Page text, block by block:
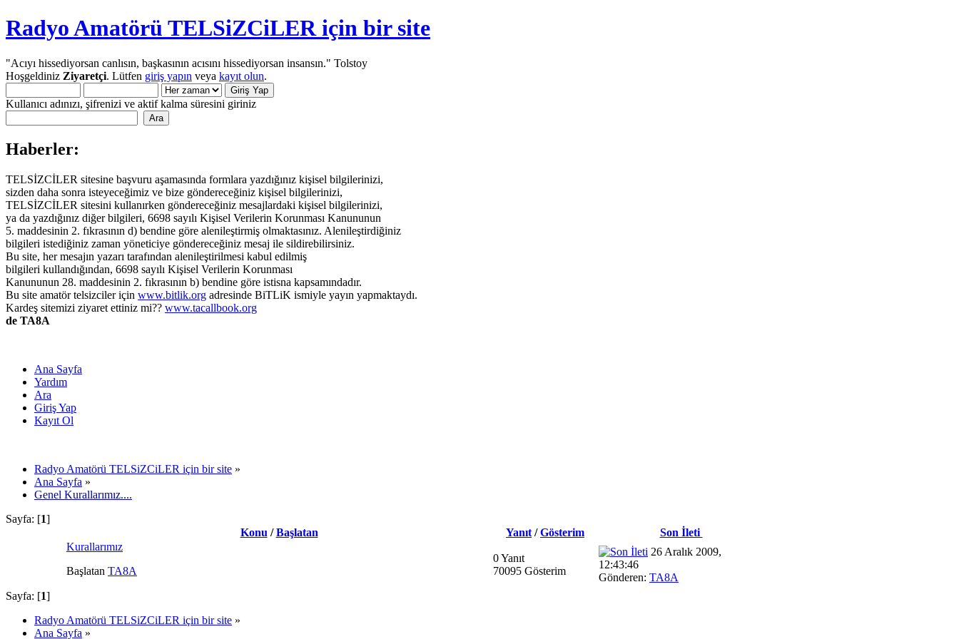
Radyo Amatörü TELSiZCiLER için bir site
"Acıyı hissediyorsan canlısın, başkasının acısını hissediyorsan insansın." Tolstoy
Hoşgeldiniz Ziyaretçi. Lütfen giriş yapın veya kayıt olun.
Kullanıcı adınızı, şifrenizi ve aktif kalma süresini giriniz
Haberler:
TELSİZCİLER sitesine başvuru aşamasında formlara yazdığınız kişisel bilgilerinizi,
sizden daha sonra isteyeceğimiz ve bize göndereceğiniz kişisel bilgilerinizi,
TELSİZCİLER sitesini kullanırken göndereceğiniz mesajlardaki kişisel bilgilerinizi,
ya da yazdığınız diğer bilgileri, 6698 sayılı Kişisel Verilerin Korunması Kanununun
5. maddesinin 2. fıkrasının d) bendine göre alenileştirmiş olmaktasınız. Alenileştirdiğiniz
bilgileri istediğiniz zaman yöneticiye göndereceğiniz mesaj ile sildirebilirsiniz.
Bu site, her mesajın yazarı tarafından alenileştirilmesi kabul edilmiş
bilgileri kullandığından, 6698 sayılı Kişisel Verilerin Korunması
Kanununun 28. maddesinin 2. fıkrasının b) bendine göre istisna kapsamındadır.
Bu site amatör telsizciler için www.bitlik.org adresinde BiTLiK ismiyle yayın yapmaktaydı.
Kardeş sitemizi ziyaret ettiniz mi?? www.tacallbook.org
de TA8A
Ana Sayfa
Yardım
Ara
Giriş Yap
Kayıt Ol
Radyo Amatörü TELSiZCiLER için bir site »
Ana Sayfa »
Genel Kurallarımız....
Sayfa: [1]
Konu /Başlatan Yanıt /Gösterim
Son İleti
Kurallarımız
Başlatan TA8A
0 Yanıt
70095 Gösterim
26 Aralık 2009,
12:43:46
Gönderen: TA8A
Sayfa: [1]
Radyo Amatörü TELSiZCiLER için bir site »
Ana Sayfa »